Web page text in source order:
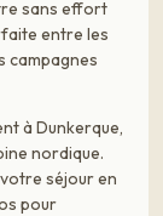
sans effort
entre les
campagnes
à Dunkerque,
nordique.
séjour en
pour